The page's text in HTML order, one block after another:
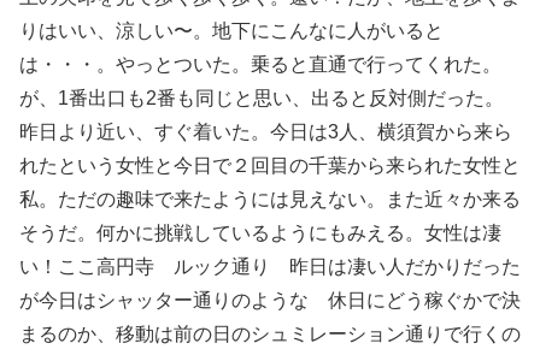
りはいい、涼しい〜。地下にこんなに人がいると
は・・・。やっとついた。乗ると直通で行ってくれた。
が、1番出口も2番も同じと思い、出ると反対側だった。
昨日より近い、すぐ着いた。今日は3人、横須賀から来ら
れたという女性と今日で２回目の千葉から来られた女性と
私。ただの趣味で来たようには見えない。また近々か来る
そうだ。何かに挑戦しているようにもみえる。女性は凄
い！ここ高円寺 ルック通り 昨日は凄い人だかりだった
が今日はシャッター通りのような 休日にどう稼ぐかで決
まるのか、移動は前の日のシュミレーション通りで行くの